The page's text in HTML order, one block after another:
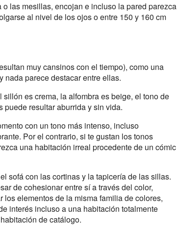
las mesillas, encojan e incluso la pared parezca
al nivel de los ojos o entre 150 y 160 cm
muy cansinos con el tiempo), como una
nada parece destacar entre ellas.
es crema, la alfombra es beige, el tono de
puede resultar aburrida y sin vida.
con un tono más intenso, incluso
Por el contrario, si te gustan los tonos
una habitación irreal procedente de un cómic
sofá con las cortinas y la tapicería de las sillas.
de cohesionar entre sí a través del color,
elementos de la misma familia de colores,
interés incluso a una habitación totalmente
de catálogo.